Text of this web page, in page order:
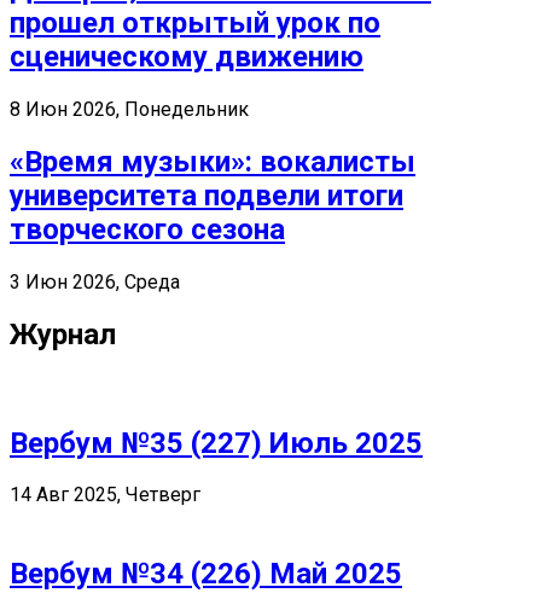
прошел открытый урок по
сценическому движению
8 Июн 2026, Понедельник
«Время музыки»: вокалисты
университета подвели итоги
творческого сезона
3 Июн 2026, Среда
Журнал
Вербум №35 (227) Июль 2025
14 Авг 2025, Четверг
Вербум №34 (226) Май 2025